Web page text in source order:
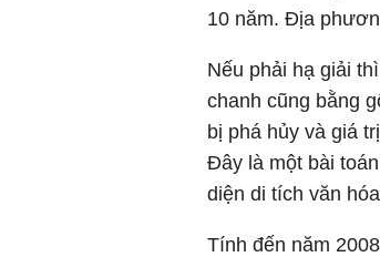
10 năm. Địa
Nếu phải hạ giải
chanh cũng bằng
bị phá hủy và giá
Đây là một bài
diện di tích văn
Tính đến năm